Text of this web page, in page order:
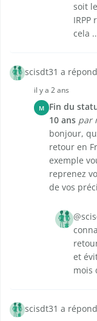
soit
cela
scisdt31 a
il y a 2 ans
M
Fin du
10 ans par
bonjour,
retour en
exemple
reprenez
de vos
et
mois
scisdt31 a